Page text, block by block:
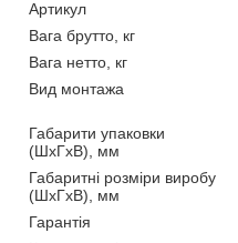
Артикул
Вага брутто, кг
Вага нетто, кг
Вид монтажа
Габарити упаковки
(ШхГхВ), мм
Габаритні розміри виробу
(ШхГхВ), мм
Гарантія